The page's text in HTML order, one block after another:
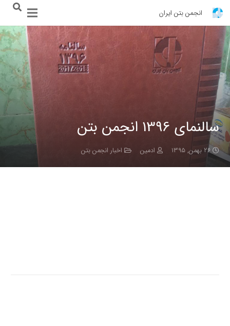
انجمن بتن ایران
سالنمای 1396 انجمن بتن
۲۶ بهمن, ۱۳۹۵ ادمین اخبار انجمن بتن